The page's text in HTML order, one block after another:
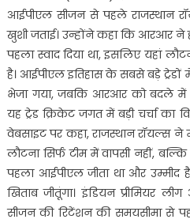
आईपीएल सीजन से पहले राजस्थान
खुशी जताई। उन्होंने कहा कि आरआर ने
पहला स्वाद दिया था, इसलिए यहां
है। आईपीएल इतिहास के सबसे बड़े
भेजा गया, जबकि आरआर को बदले में
यह ट्रेड क्रिकेट जगत में बड़ी चर्चा का
वेबसाइट पर कहा, राजस्थान रॉयल्स ने
लौटना सिर्फ टीम में वापसी नहीं,
पहला आईपीएल जीता था और उम्मीद
खिताब जीतूंगा। इंडियन प्रीमियर
सीजन की रिटेंशन की समयसीमा से